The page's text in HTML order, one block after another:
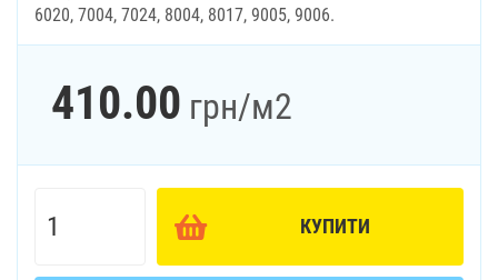
6020, 7004, 7024, 8004, 8017, 9005, 9006.
410.00 грн/м2
КУПИТИ